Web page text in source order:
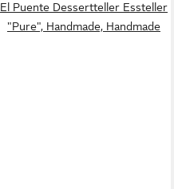
El Puente Dessertteller Essteller
"Pure", Handmade, Handmade